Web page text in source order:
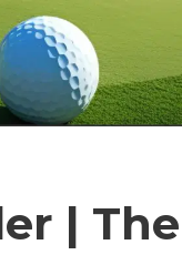
| The